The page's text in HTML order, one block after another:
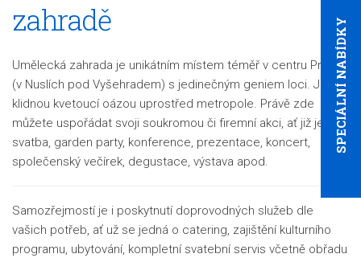
SPECIÁLNÍ NABÍDKY
zahradě
Umělecká zahrada je unikátním místem téměř v centru Prahy
(v Nuslích pod Vyšehradem) s jedinečným geniem loci. Je
klidnou kvetoucí oázou uprostřed metropole. Právě zde
můžete uspořádat svoji soukromou či firemní akci, ať již je to
svatba, garden party, konference, prezentace, koncert,
společenský večírek, degustace, výstava apod.
Samozřejmostí je i poskytnutí doprovodných služeb dle
vašich potřeb, ať už se jedná o catering, zajištění kulturního
programu, ubytování, kompletní svatební servis včetně obřadu